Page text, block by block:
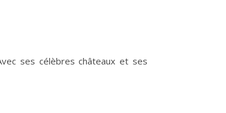
ses célèbres châteaux et ses